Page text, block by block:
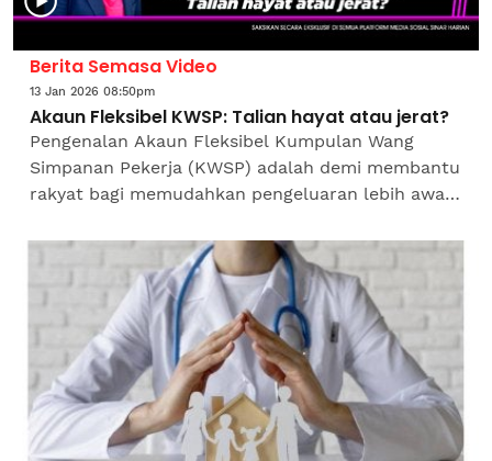
Berita Semasa Video
13 Jan 2026 08:50pm
Akaun Fleksibel KWSP: Talian hayat atau jerat?
Pengenalan Akaun Fleksibel Kumpulan Wang
Simpanan Pekerja (KWSP) adalah demi membantu
rakyat bagi memudahkan pengeluaran lebih awal
menjadi ujian dan...